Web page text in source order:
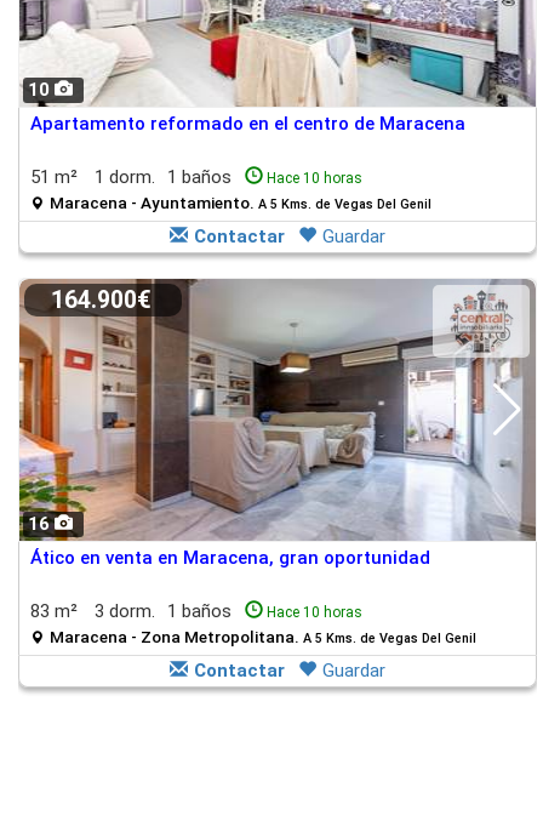
10
Apartamento reformado en el centro de Maracena
51 m² 1 dorm. 1 baños Hace 10 horas
Maracena - Ayuntamiento. A 5 Kms. de Vegas Del Genil
Contactar Guardar
16
164.900€
Ático en venta en Maracena, gran oportunidad
83 m² 3 dorm. 1 baños Hace 10 horas
Maracena - Zona Metropolitana. A 5 Kms. de Vegas Del Genil
Contactar Guardar